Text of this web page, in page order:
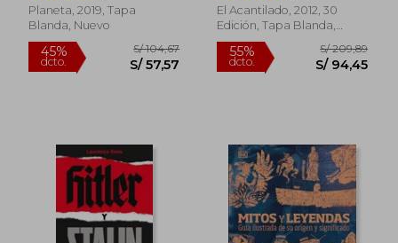
Planeta, 2019, Tapa
Blanda, Nuevo
El Acantilado, 2012, 30
Edición, Tapa Blanda,
Nuevo